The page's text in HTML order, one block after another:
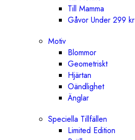
Till Mamma
Gåvor Under 299 kr
Motiv
Blommor
Geometriskt
Hjärtan
Oändlighet
Änglar
Speciella Tillfällen
Limited Edition